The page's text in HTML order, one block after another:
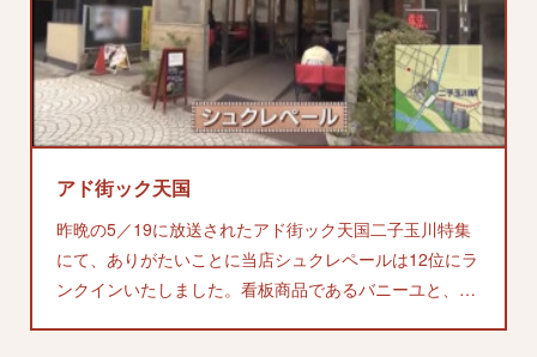
アド街ック天国
昨晩の5／19に放送されたアド街ック天国二子玉川特集
にて、ありがたいことに当店シュクレペールは12位にラ
ンクインいたしました。看板商品であるバニーユと、…